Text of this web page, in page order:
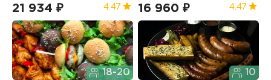
21 934 ₽ 4.47 16 960 ₽ 4.47
18-20 10